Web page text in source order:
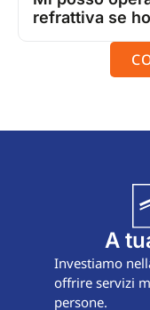
refrattiva se
A
Investiamo
offrire servizi
persone.